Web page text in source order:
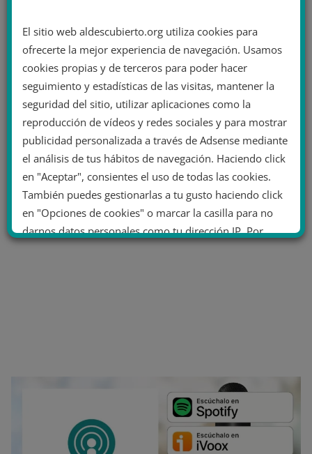
El sitio web aldescubierto.org utiliza cookies para
ofrecerte la mejor experiencia de navegación. Usamos
cookies propias y de terceros para poder hacer
seguimiento y estadísticas de las visitas, mantener la
seguridad del sitio, utilizar aplicaciones como la
reproducción de vídeos y redes sociales y para mostrar
publicidad personalizada a través de Adsense mediante
el análisis de tus hábitos de navegación. Haciendo click
en "Aceptar", consientes el uso de todas las cookies.
También puedes gestionarlas a tu gusto haciendo click
en "Opciones de cookies" o marcar la casilla para no
darnos datos personales como tu dirección IP. Por